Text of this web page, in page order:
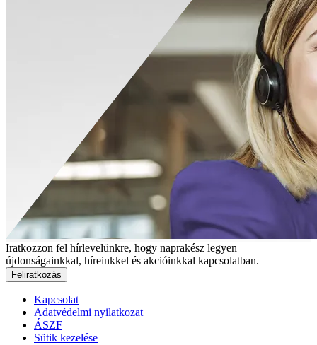
Iratkozzon fel hírlevelünkre, hogy naprakész legyen
újdonságainkkal, híreinkkel és akcióinkkal kapcsolatban.
Feliratkozás
Kapcsolat
Adatvédelmi nyilatkozat
ÁSZF
Sütik kezelése